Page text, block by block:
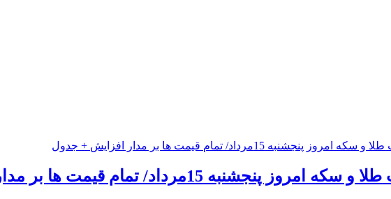
امروز پنجشنبه 15مرداد/ تمام قیمت ها بر مدار افزایش + جدول